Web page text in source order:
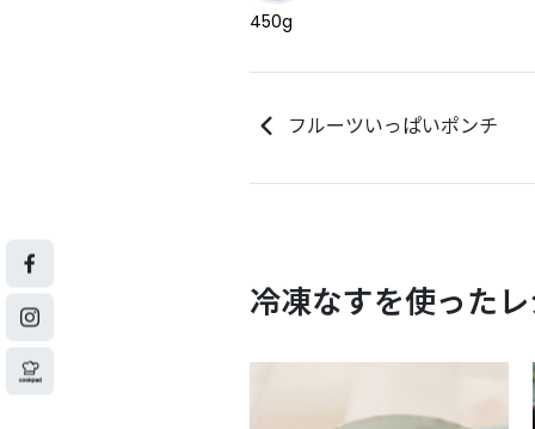
450g
フルーツいっぱいポンチ
冷凍なすを使った